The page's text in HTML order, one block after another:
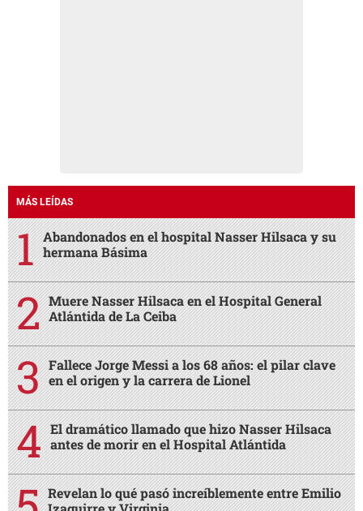
MÁS LEÍDAS
Abandonados en el hospital Nasser Hilsaca y su
hermana Básima
Muere Nasser Hilsaca en el Hospital General
Atlántida de La Ceiba
Fallece Jorge Messi a los 68 años: el pilar clave
en el origen y la carrera de Lionel
El dramático llamado que hizo Nasser Hilsaca
antes de morir en el Hospital Atlántida
Revelan lo qué pasó increíblemente entre Emilio